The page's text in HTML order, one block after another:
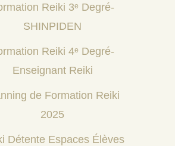
Reiki 3ᵉ Degré-
SHINPIDEN
Reiki 4ᵉ Degré-
Enseignant Reiki
de Formation Reiki
2025
Détente Espaces Élèves